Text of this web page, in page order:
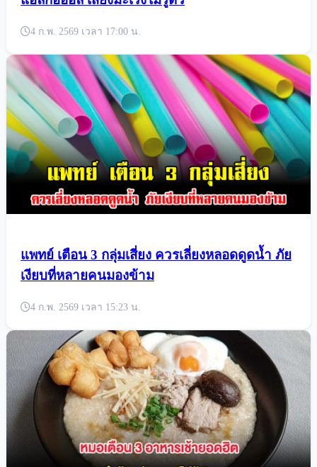
4 ก.พ. 2569 เวลา 17:00 น.
แพทย์ เตือน 3 กลุ่มเสี่ยง ควรเลี่ยงหลอดดูดน้ำ ภัย
เงียบที่หลายคนมองข้าม
4 ก.พ. 2569 เวลา 15:23 น.